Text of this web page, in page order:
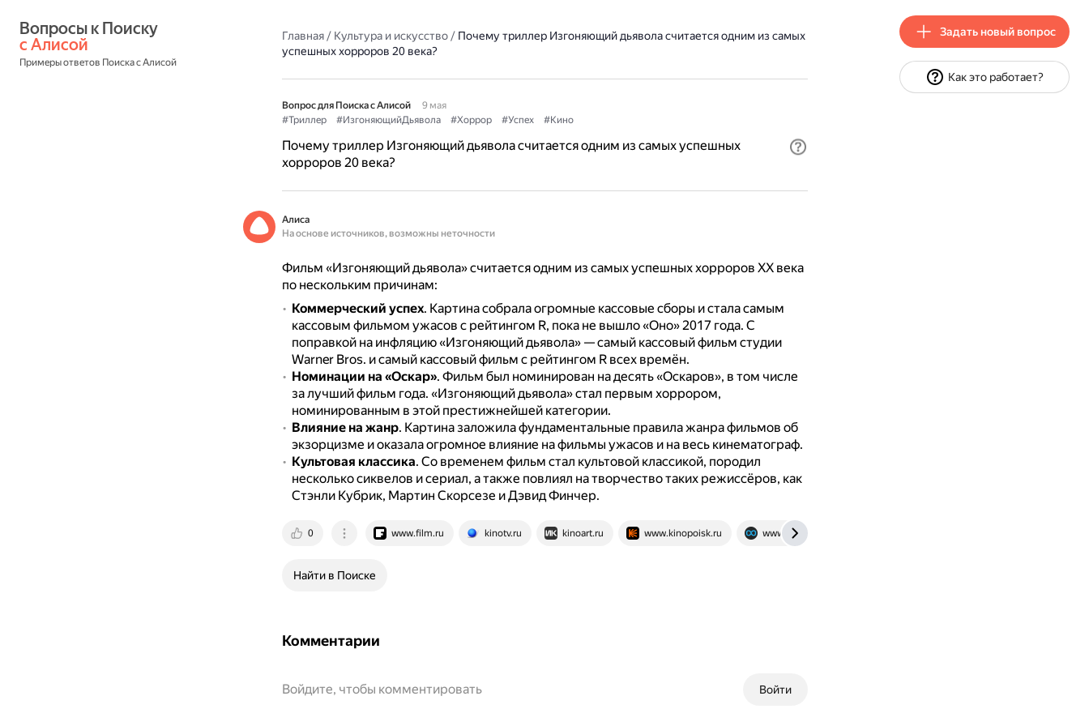
с Алисой
Примеры ответов Поиска с Алисой
Главная/ Культура и искусство/ Почему триллер Изгоняющий дьявола считается одним из самых
успешных хорроров 20 века?
Вопрос для Поиска с Алисой
9 мая
#Триллер
#ИзгоняющийДьявола #Хоррор #Успех #Кино
Почему триллер Изгоняющий дьявола считается одним из самых успешных
хорроров 20 века?
Алиса
На основе источников, возможны неточности
Фильм «Изгоняющий дьявола» считается одним из самых успешных хорроров XX века
по нескольким причинам:
Коммерческий успех. Картина собрала огромные кассовые сборы и стала самым
кассовым фильмом ужасов с рейтингом R, пока не вышло «Оно» 2017 года. С
поправкой на инфляцию «Изгоняющий дьявола» — самый кассовый фильм студии
Warner Bros. и самый кассовый фильм с рейтингом R всех времён.
Номинации на «Оскар». Фильм был номинирован на десять «Оскаров», в том числе
за лучший фильм года. «Изгоняющий дьявола» стал первым хоррором,
номинированным в этой престижнейшей категории.
Влияние на жанр. Картина заложила фундаментальные правила жанра фильмов об
экзорцизме и оказала огромное влияние на фильмы ужасов и на весь кинематограф.
Культовая классика. Со временем фильм стал культовой классикой, породил
несколько сиквелов и сериал, а также повлиял на творчество таких режиссёров, как
Стэнли Кубрик, Мартин Скорсезе и Дэвид Финчер.
0 www.film.ru kinotv.ru kinoart.ru www.kinopoisk.ru www.looper.com
Найти в Поиске
Комментарии
Войти
Войдите, чтобы комментировать
Задать новый вопрос
Как это работает?